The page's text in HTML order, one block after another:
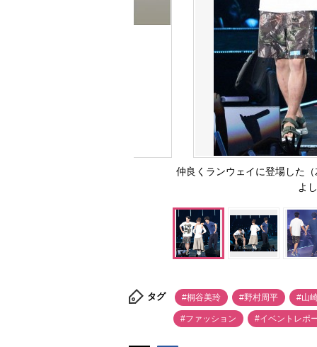
仲良くランウェイに登場した
よ
タグ #桐谷美玲 #野村周平 #山
#ファッション #イベントレポ